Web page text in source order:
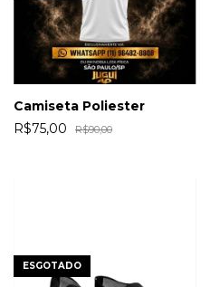
Camiseta Poliester
R$75,00
R$90,00
ESGOTADO